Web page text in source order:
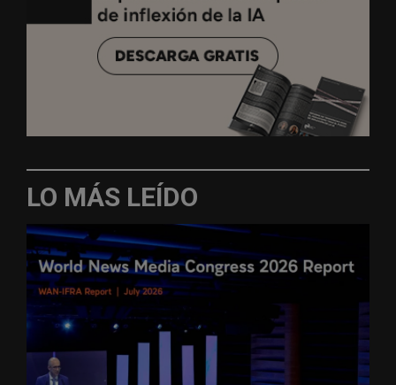
LO MÁS LEÍDO